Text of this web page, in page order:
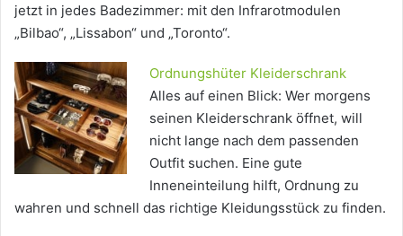
jetzt in jedes Badezimmer: mit den Infrarotmodulen
„Bilbao“, „Lissabon“ und „Toronto“.
Ordnungshüter Kleiderschrank
Alles auf einen Blick: Wer morgens
seinen Kleiderschrank öffnet, will
nicht lange nach dem passenden
Outfit suchen. Eine gute
Inneneinteilung hilft, Ordnung zu
wahren und schnell das richtige Kleidungsstück zu finden.